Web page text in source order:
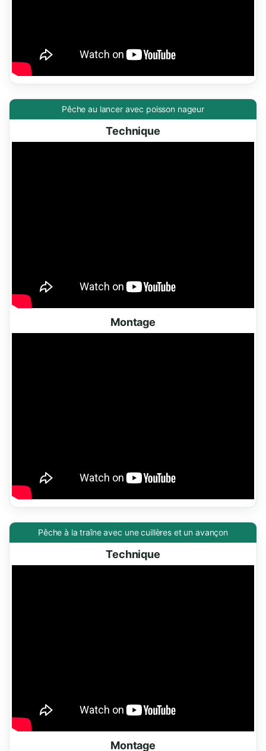
Pêche au lancer avec poisson nageur
Technique
Montage
Pêche à la traîne avec une cuillères et un avançon
Technique
Montage